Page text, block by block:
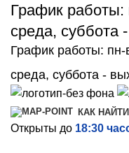
График работы:
среда, суббота
График работы:
среда, суббота -
КАК
Открыты до 18:30